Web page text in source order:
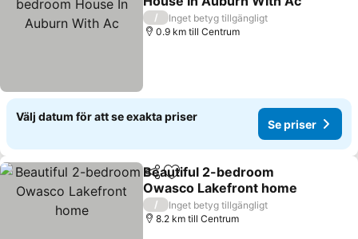
/
Inget betyg tillgängligt
0.9 km till Centrum
Välj datum för att se exakta priser
Se priser
Dela Lägg till i Mina Favoriter
Beautiful 2-bedroom
Owasco Lakefront home
/
Inget betyg tillgängligt
8.2 km till Centrum